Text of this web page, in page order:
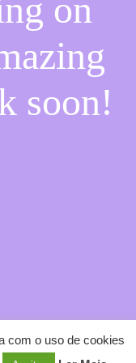
on
soon!
com o uso de cookies